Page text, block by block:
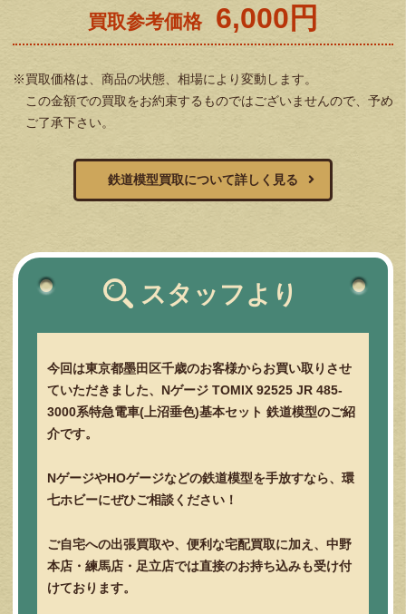
買取参考価格 6,000円
※買取価格は、商品の状態、相場により変動します。
この金額での買取をお約束するものではございませんので、予め
ご了承下さい。
鉄道模型買取について詳しく見る
スタッフより
今回は東京都墨田区千歳のお客様からお買い取りさせ
ていただきました、Nゲージ TOMIX 92525 JR 485-
3000系特急電車(上沼垂色)基本セット 鉄道模型のご紹
介です。
NゲージやHOゲージなどの鉄道模型を手放すなら、環
七ホビーにぜひご相談ください！
ご自宅への出張買取や、便利な宅配買取に加え、中野
本店・練馬店・足立店では直接のお持ち込みも受け付
けております。